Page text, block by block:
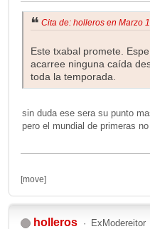
Cita de: holleros en Marzo
Este txabal promete.
acarree ninguna caída
toda la temporada.
sin duda ese sera su punto
pero el mundial de primeras no
[move]
holleros ExModereitor